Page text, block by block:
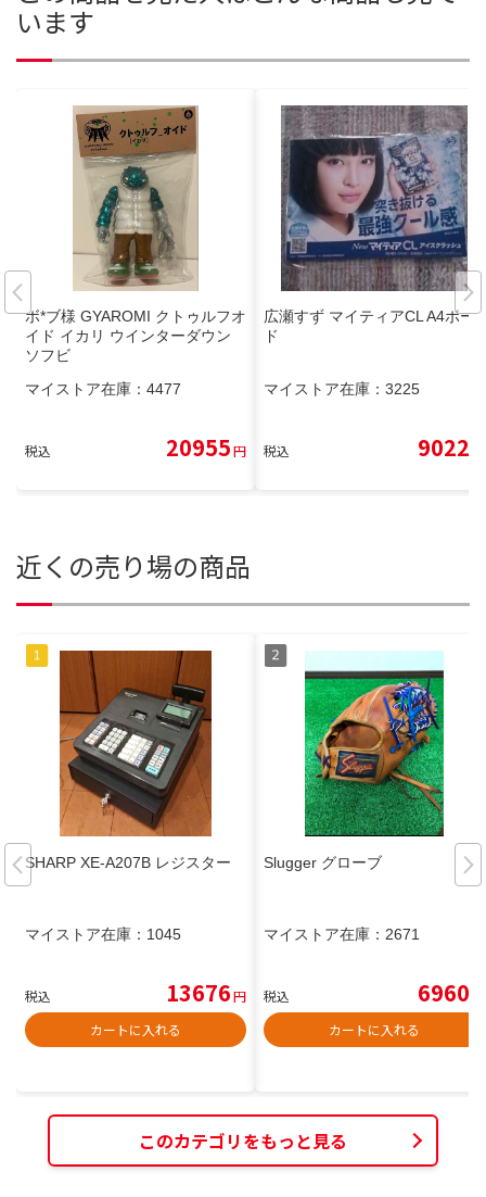
います
ボ*ブ様 GYAROMI クトゥルフオ
イド イカリ ウインターダウン
ソフビ
マイストア在庫： 4477
税込 20955円
広瀬すず マイティアCL A4ボー
ド
マイストア在庫： 3225
税込 9022
近くの売り場の商品
SHARP XE-A207B レジスター
マイストア在庫： 1045
税込 13676円
カートに入れる
Slugger グローブ
マイストア在庫： 2671
税込 6960
カートに入れる
このカテゴリをもっと見る